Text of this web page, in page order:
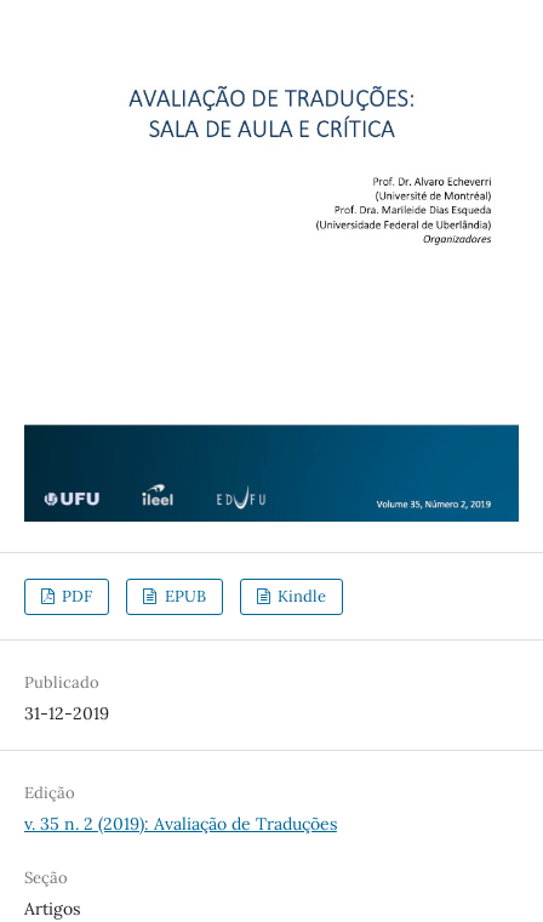
PDF EPUB Kindle
Publicado
31-12-2019
Edição
v. 35 n. 2 (2019): Avaliação de Traduções
Seção
Artigos